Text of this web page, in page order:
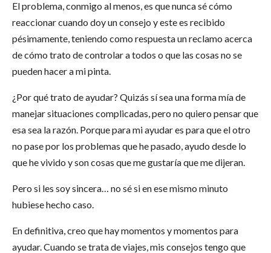
El problema, conmigo al menos, es que nunca sé cómo
reaccionar cuando doy un consejo y este es recibido
pésimamente, teniendo como respuesta un reclamo acerca
de cómo trato de controlar a todos o que las cosas no se
pueden hacer a mi pinta.
¿Por qué trato de ayudar? Quizás sí sea una forma mía de
manejar situaciones complicadas, pero no quiero pensar que
esa sea la razón. Porque para mi ayudar es para que el otro
no pase por los problemas que he pasado, ayudo desde lo
que he vivido y son cosas que me gustaría que me dijeran.
Pero si les soy sincera… no sé si en ese mismo minuto
hubiese hecho caso.
En definitiva, creo que hay momentos y momentos para
ayudar. Cuando se trata de viajes, mis consejos tengo que